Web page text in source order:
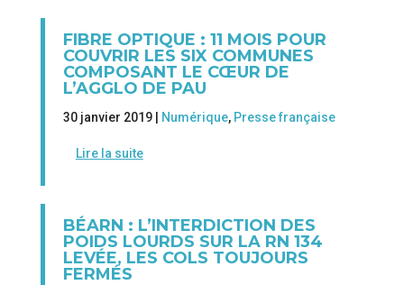
FIBRE OPTIQUE : 11 MOIS POUR
COUVRIR LES SIX COMMUNES
COMPOSANT LE CŒUR DE
L’AGGLO DE PAU
30 janvier 2019 | Numérique, Presse française
Lire la suite
BÉARN : L’INTERDICTION DES
POIDS LOURDS SUR LA RN 134
LEVÉE, LES COLS TOUJOURS
FERMÉS